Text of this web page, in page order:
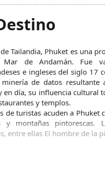
Tailandia, Phuket es una
de Andamán. Fue
e ingleses del siglo 17
de datos resultante
en día, su influencia cultural
y templos.
de turistas acuden a Phuket
y montañas
entre ellas El hombre de la